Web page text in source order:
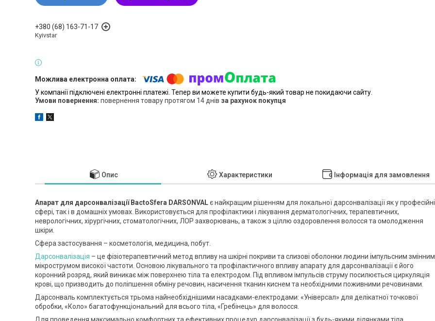
+380 (68) 163-71-17
Kyivstar
У компанії підключені електронні платежі. Тепер ви можете купити будь-який товар не покидаючи сайту.
повернення товару протягом 14 днів за рахунок покупця
Опис Характеристики Інформація для замовлення
Апарат для дарсонвалізації BactoSfera DARSONVALє найкращим рішенням для локальної дарсонвалізації як у
сфері, так і в домашніх умовах. Використовується для профілактики і лікування дерматологічних, терапевтичних,
неврологічних, хірургічних, стоматологічних, ЛОР захворювань, а також з ціллю оздоровлення волосся та омолодження
шкіри.
Сфера застосування – косметологія, медицина, побут.
Дарсонвалізація – це фізіотерапевтичний метод впливу на шкірні покриви та слизові оболонки людини імпульсним змінним
мікрострумом високої частоти. Основою лікувального та профілактичного впливу апарату для дарсонвалізації є його
коронний розряд, який виникає між поверхнею тіла та електродом. Під впливом імпульсів струму посилюється циркуляція
крові, що призводить до поліпшення обміну речовин, насичення тканин киснем та необхідними поживними речовинами.
Дарсонваль комплектується трьома найнеобхіднішими насадками-електродами: «Універсал» для делікатної точкової
обробки, «Коло» багатофункціональний для всього тіла, «Гребінець» для волосся.
Для проведення максимально комфортних та ефективних процедур дарсонвалізації з будь-якими ділянками тіла